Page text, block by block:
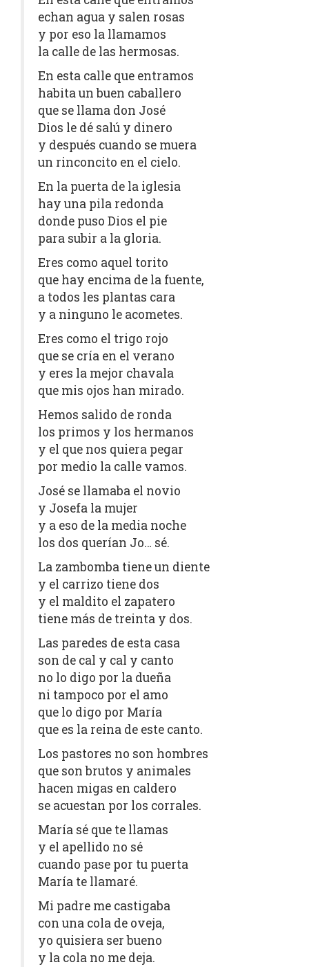
echan agua y salen rosas
y por eso la llamamos
la calle de las hermosas.
En esta calle que entramos
habita un buen caballero
que se llama don José
Dios le dé salú y dinero
y después cuando se muera
un rinconcito en el cielo.
En la puerta de la iglesia
hay una pila redonda
donde puso Dios el pie
para subir a la gloria.
Eres como aquel torito
que hay encima de la fuente,
a todos les plantas cara
y a ninguno le acometes.
Eres como el trigo rojo
que se cría en el verano
y eres la mejor chavala
que mis ojos han mirado.
Hemos salido de ronda
los primos y los hermanos
y el que nos quiera pegar
por medio la calle vamos.
José se llamaba el novio
y Josefa la mujer
y a eso de la media noche
los dos querían Jo… sé.
La zambomba tiene un diente
y el carrizo tiene dos
y el maldito el zapatero
tiene más de treinta y dos.
Las paredes de esta casa
son de cal y cal y canto
no lo digo por la dueña
ni tampoco por el amo
que lo digo por María
que es la reina de este canto.
Los pastores no son hombres
que son brutos y animales
hacen migas en caldero
se acuestan por los corrales.
María sé que te llamas
y el apellido no sé
cuando pase por tu puerta
María te llamaré.
Mi padre me castigaba
con una cola de oveja,
yo quisiera ser bueno
y la cola no me deja.